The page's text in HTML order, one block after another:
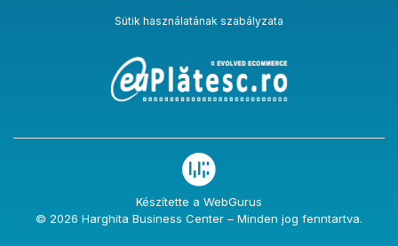
Sütik használatának szabályzata
Készítette a WebGurus
© 2026 Harghita Business Center – Minden jog fenntartva.